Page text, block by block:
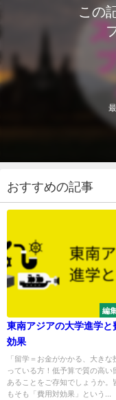
この
おすすめの記事
編
東南アジアの大学進学と
効果
「留学＝お金がかかる、大きな
っている方！低予算で質の高い
あることをご存知でしょうか。
もそも「費用対効果」という...